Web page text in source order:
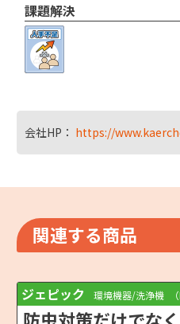
課題解決
会社HP： https://
関連する商品
ジェピック 環境機器/洗浄機